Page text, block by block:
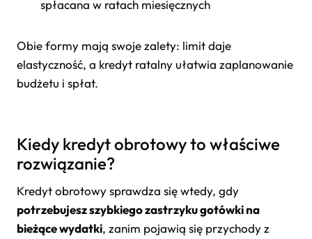
spłacana w ratach miesięcznych
Obie formy mają swoje zalety: limit daje
elastyczność, a kredyt ratalny ułatwia zaplanowanie
budżetu i spłat.
Kiedy kredyt obrotowy to właściwe
rozwiązanie?
Kredyt obrotowy sprawdza się wtedy, gdy
potrzebujesz szybkiego zastrzyku gotówki na
bieżące wydatki, zanim pojawią się przychody z